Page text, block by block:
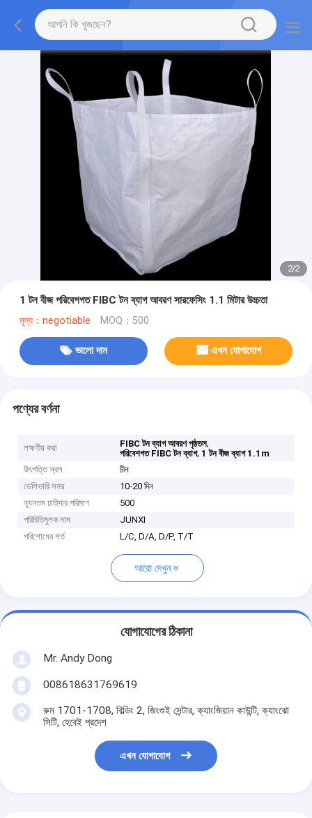
2/2
1 টন বীজ পরিবেশগত FIBC টন ব্যাগ আবরণ সারফেসিং 1.1 মিটার উচ্চতা
মূল্য：negotiable MOQ：500
ভালো দাম এখন যোগাযোগ
পণ্যের বর্ণনা
লক্ষণীয় করা FIBC টন ব্যাগ আবরণ পৃষ্ঠতল,
পরিবেশগত FIBC টন ব্যাগ, 1 টন বীজ ব্যাগ 1.1m
উৎপত্তি স্থল
চীন
ডেলিভারি সময়
10-20 দিন
ন্যূনতম চাহিদার পরিমাণ
500
পরিচিতিমুলক নাম
JUNXI
পরিশোধের শর্ত
L/C, D/A, D/P, T/T
আরো দেখুন
যোগাযোগের ঠিকানা
Mr. Andy Dong
008618631769619
রুম 1701-1708, বিল্ডিং 2, জিংগুই সেন্টার, ক্যাংজিয়ান কাউন্টি, ক্যাংঝো
সিটি, হেবেই প্রদেশ
এখন যোগাযোগ